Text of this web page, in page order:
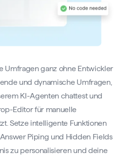
Umfragen ganz ohne Entwickler
und dynamische Umfragen,
KI-Agenten chattest und
Editor für manuelle
Setze intelligente Funktionen
Piping und Hidden Fields
zu personalisieren und deine